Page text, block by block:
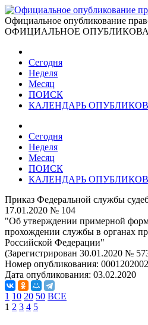
Официальное опубликование
ОФИЦИАЛЬНОЕ
Сегодня
Неделя
Месяц
ПОИСК
КАЛЕНДАРЬ
Сегодня
Неделя
Месяц
ПОИСК
КАЛЕНДАРЬ
Приказ Федеральной службы
17.01.2020 № 104
"Об утверждении примерной
прохождении службы в органах
Российской Федерации"
(Зарегистрирован 30.01.2020 №
Номер опубликования:
Дата опубликования: 03.02.2020
1 10 20 50 ВСЕ
1 2 3 4 5